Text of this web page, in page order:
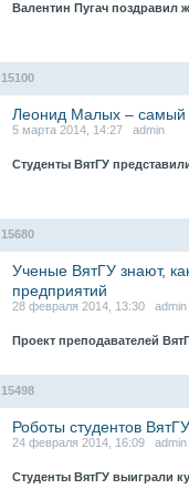
Валентин Пугач поздравил
15100
Леонид Малых – самый
5 марта 2014, 14:27 admin
Студенты ВятГУ
15680
Ученые ВятГУ знают,
предприятий
28 февраля 2014, 13:30 admin
Проект преподавателей
15498
Роботы студентов
24 февраля 2014, 16:09 admin
Студенты ВятГУ выиграли